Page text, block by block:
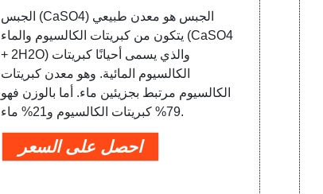
الجبس (CaSO4) الجبس هو معدن طبيعي
يتكون من كبريتات الكالسيوم والماء (CaSO4
+ 2H2O) والذي يسمى أحيانًا كبريتات
الكالسيوم المائية. وهو معدن كبريتات
الكالسيوم مرتبط بجزيئين ماء. أما بالوزن فهو
79% كبريتات الكالسيوم و21% ماء.
احصل على السعر